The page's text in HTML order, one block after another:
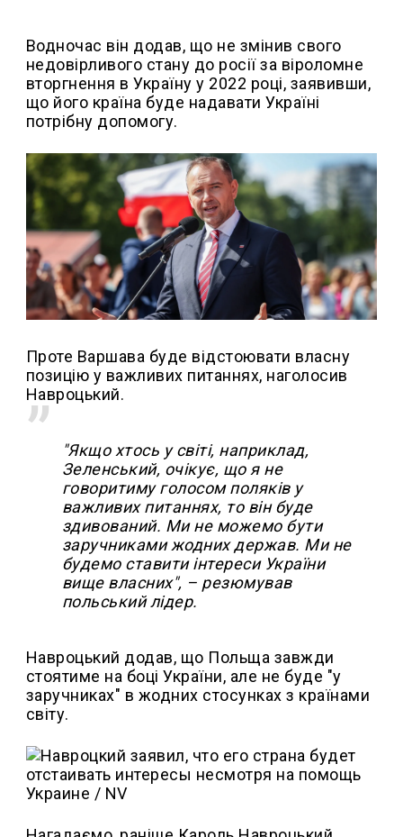
Водночас він додав, що не змінив свого
недовірливого стану до росії за віроломне
вторгнення в Україну у 2022 році, заявивши,
що його країна буде надавати Україні
потрібну допомогу.
Проте Варшава буде відстоювати власну
позицію у важливих питаннях, наголосив
Навроцький.
"Якщо хтось у світі, наприклад,
Зеленський, очікує, що я не
говоритиму голосом поляків у
важливих питаннях, то він буде
здивований. Ми не можемо бути
заручниками жодних держав. Ми не
будемо ставити інтереси України
вище власних", – резюмував
польський лідер.
Навроцький додав, що Польща завжди
стоятиме на боці України, але не буде "у
заручниках" в жодних стосунках з країнами
світу.